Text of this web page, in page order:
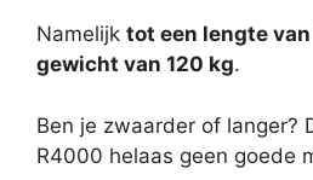
Namelijk tot een lengte van
gewicht van 120 kg.
Ben je zwaarder of langer?
R4000 helaas geen goede